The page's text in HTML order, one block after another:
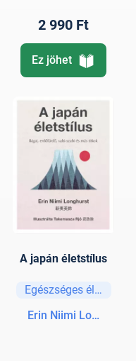
2 990 Ft
Ez jöhet
A japán életstílus
Egészséges életmód
Erin Niimi Longhurst